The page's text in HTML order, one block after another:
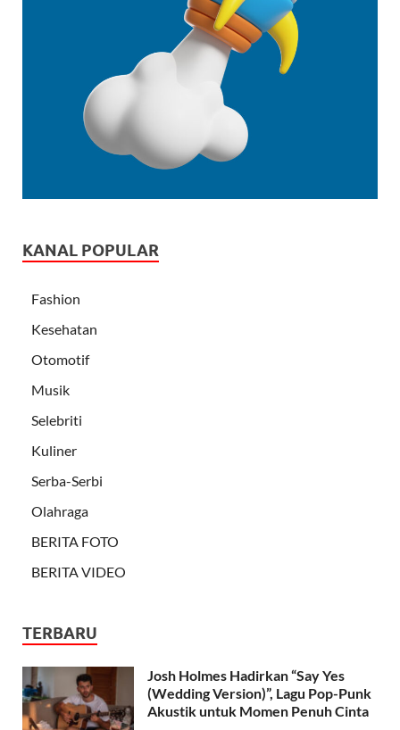
KANAL POPULAR
Fashion
Kesehatan
Otomotif
Musik
Selebriti
Kuliner
Serba-Serbi
Olahraga
BERITA FOTO
BERITA VIDEO
TERBARU
Josh Holmes Hadirkan “Say Yes
(Wedding Version)”, Lagu Pop-Punk
Akustik untuk Momen Penuh Cinta